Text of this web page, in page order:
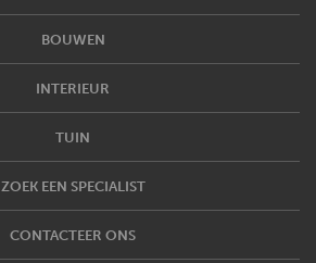
BOUWEN
INTERIEUR
TUIN
ZOEK EEN SPECIALIST
CONTACTEER ONS